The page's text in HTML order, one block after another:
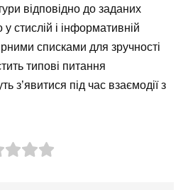
відповідно до заданих
стислій і інформативній
списками для зручності
типові питання
з’явитися під час взаємодії з